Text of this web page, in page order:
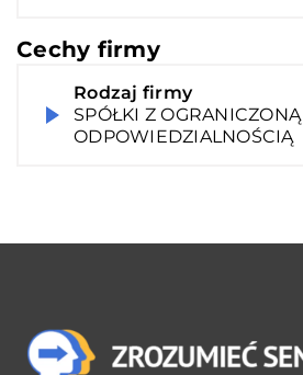
Cechy firmy
Rodzaj firmy
SPÓŁKI Z OGRANICZONĄ
ODPOWIEDZIALNOŚCIĄ